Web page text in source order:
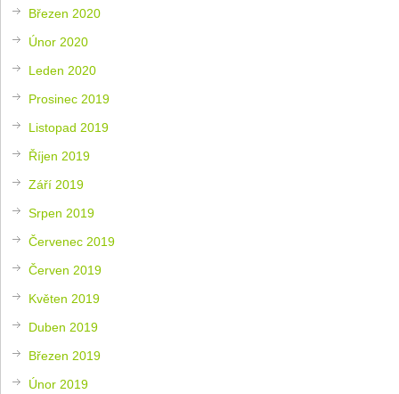
Březen 2020
Únor 2020
Leden 2020
Prosinec 2019
Listopad 2019
Říjen 2019
Září 2019
Srpen 2019
Červenec 2019
Červen 2019
Květen 2019
Duben 2019
Březen 2019
Únor 2019